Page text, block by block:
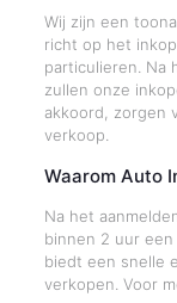
Wij zijn een
richt op het
particulieren. Na
zullen onze
akkoord, zorgen
verkoop.
Waarom Auto
Na het
binnen 2 uur
biedt een snelle
verkopen. Voor